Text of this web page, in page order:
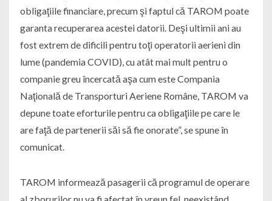
obligaţiile financiare, precum şi faptul că TAROM poate
garanta recuperarea acestei datorii. Deşi ultimii ani au
fost extrem de dificili pentru toţi operatorii aerieni din
lume (pandemia COVID), cu atât mai mult pentru o
companie greu încercată aşa cum este Compania
Naţională de Transporturi Aeriene Române, TAROM va
depune toate eforturile pentru ca obligaţiile pe care le
are faţă de partenerii săi să fie onorate”, se spune în
comunicat.
TAROM informează pasagerii că programul de operare